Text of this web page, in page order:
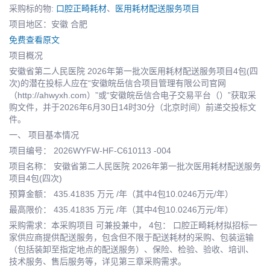
采购标的物: 口腔正畸耗材、 医用耗材配送服务项目
项目地区：安徽 合肥
免费查看原文
项目概况
安徽省第二人民医院 2026年第一批次医用耗材配送服务项目4包(四
次)的潜在投标人应在“安徽皖岳信合项目管理有限公司官网
（http://ahwyxh.com）”或“安徽皖岳信合电子交易平台（）”获取采
购文件，并于2026年6月30日14时30分（北京时间）前递交投标文
件。
一、 项目基本情况
项目编号： 2026WYFW-HF-C610113 -004
项目名称： 安徽省第二人民医院 2026年第一批次医用耗材配送服务
项目4包(四次)
预算金额： 435.41835 万元 /年（其中4包10.0246万元/年）
最高限价： 435.41835 万元 /年（其中4包10.0246万元/年）
采购需求：本采购项目 可兼投兼中， 4包： 口腔正畸耗材拟招标一
家供应商提供配送服务，包含但不限于配送耗材的采购、包装运输
（包括装卸至指定地点的配送服务）、保险、检验、验收、培训、
技术服务、售后服务等，详见第三章采购需求。